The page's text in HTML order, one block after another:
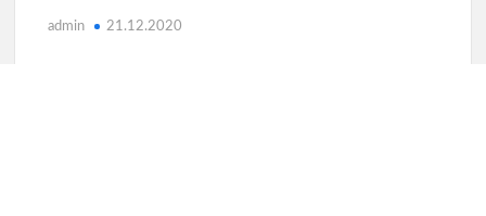
admin 21.12.2020